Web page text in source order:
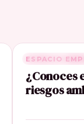
RELACIONADA
ESPACIO
¿Conoces
riesgos